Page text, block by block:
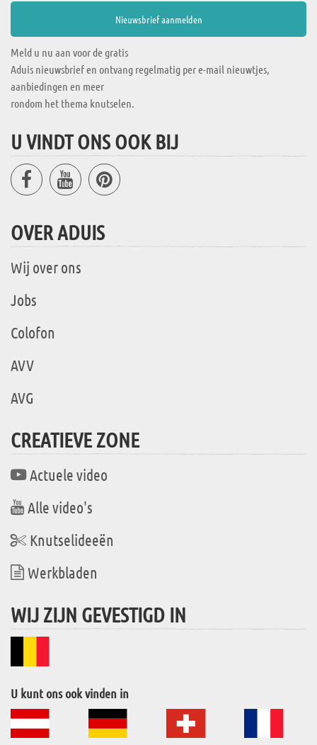
Meld u nu aan voor de gratis
Aduis nieuwsbrief en ontvang regelmatig per e-mail nieuwtjes,
aanbiedingen en meer
rondom het thema knutselen.
U VINDT ONS OOK BIJ
OVER ADUIS
Wij over ons
Jobs
Colofon
AVV
AVG
CREATIEVE ZONE
Actuele video
Alle video's
Knutselideeën
Werkbladen
WIJ ZIJN GEVESTIGD IN
U kunt ons ook vinden in